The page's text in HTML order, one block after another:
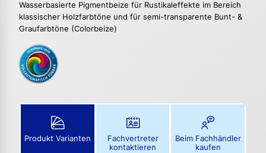
Wasserbasierte Pigmentbeize für Rustikaleffekte im Bereich
klassischer Holzfarbtöne und für semi-transparente Bunt- &
Graufarbtöne (Colorbeize)
Produkt Varianten
Fachvertreter
kontaktieren
Beim Fachhändler
kaufen